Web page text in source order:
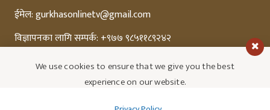
ईमेल:gurkhasonlinetv@gmail.com
विज्ञापनका लागि सम्पर्क: +९७७ ९८५११८९२४२
We use cookies to ensure that we give you the best
experience on our website.